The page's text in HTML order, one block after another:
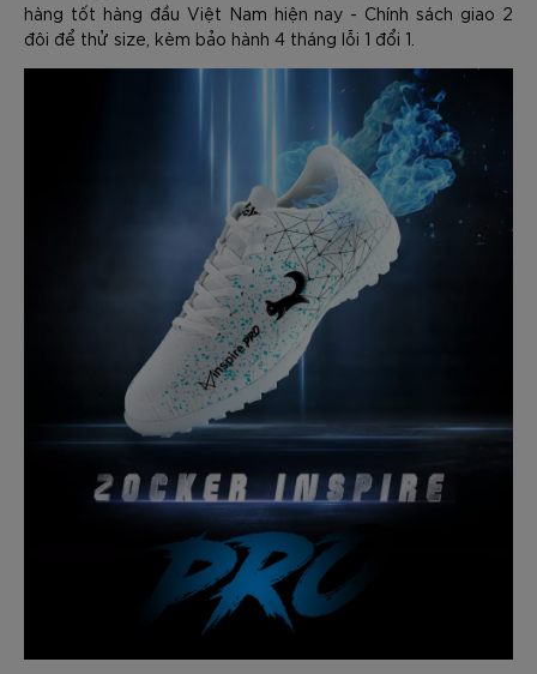
hàng tốt hàng đầu Việt Nam hiện nay - Chính sách giao 2
đôi để thử size, kèm bảo hành 4 tháng lỗi 1 đổi 1.